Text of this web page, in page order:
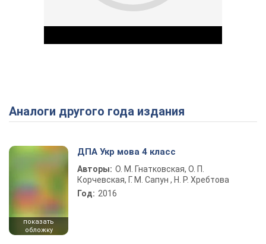
Play Video
Аналоги другого года издания
показать
обложку
ДПА Укр мова 4 класс
Авторы: О. М. Гнатковская, О. П.
Корчевская, Г. М. Сапун , Н. Р. Хребтова
Год: 2016